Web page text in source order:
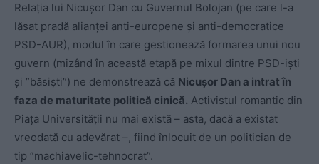
Relația lui Nicușor Dan cu Guvernul Bolojan (pe care l-a
lăsat pradă alianței anti-europene și anti-democratice
PSD-AUR), modul în care gestionează formarea unui nou
guvern (mizând în această etapă pe mixul dintre PSD-iști
și ”băsiști”) ne demonstrează că Nicușor Dan a intrat în
faza de maturitate politică cinică. Activistul romantic din
Piața Universității nu mai există – asta, dacă a existat
vreodată cu adevărat –, fiind înlocuit de un politician de
tip ”machiavelic-tehnocrat”.